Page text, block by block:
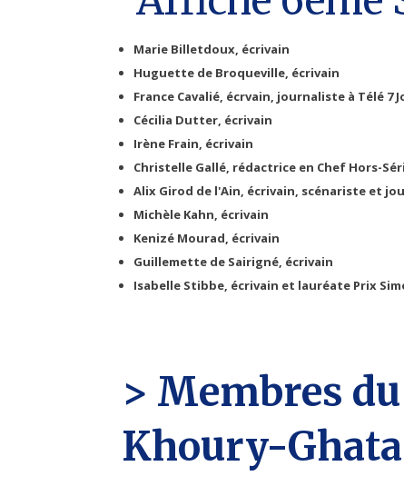
Marie Billetdoux, écrivain
Huguette de Broqueville, écrivain
France Cavalié, écrvain, journaliste à Télé 7
Cécilia Dutter, écrivain
Irène Frain, écrivain
Christelle Gallé, rédactrice en Chef Hors-
Alix Girod de l'Ain, écrivain, scénariste et
Michèle Kahn, écrivain
Kenizé Mourad, écrivain
Guillemette de Sairigné, écrivain
Isabelle Stibbe, écrivain et lauréate Prix
> Membres
Khoury-Ghata